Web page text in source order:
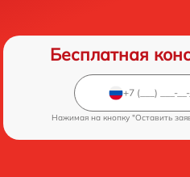
Бесплатная
Нажимая на кнопку "Оставить